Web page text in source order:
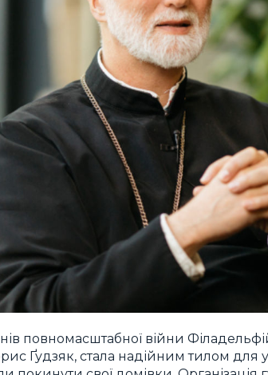
повномасштабної війни
Ґудзяк, стала надійним тилом для